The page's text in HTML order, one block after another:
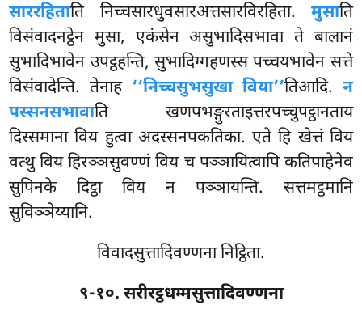
साररहिताति निच्चसारधुवसारअत्तसारविरहिता. मुसाति
विसंवादनट्ठेन मुसा, एकंसेन असुभादिसभावा ते बालानं
सुभादिभावेन उपट्ठहन्ति, सुभादिग्गहणस्स पच्चयभावेन सत्ते
विसंवादेन्ति. तेनाह ‘‘निच्चसुभसुखा विया’’तिआदि. न
पस्सनसभावाति खणपभङ्गुरताइत्तरपच्चुपट्ठानताय
दिस्समाना विय हुत्वा अदस्सनपकतिका. एते हि खेत्तं विय
वत्थु विय हिरञ्ञसुवण्णं विय च पञ्ञायित्वापि कतिपाहेनेव
सुपिनके दिट्ठा विय न पञ्ञायन्ति. सत्तमट्ठमानि
सुविञ्ञेय्यानि.
विवादसुत्तादिवण्णना निट्ठिता.
९-१०. सरीरट्ठधम्मसुत्तादिवण्णना